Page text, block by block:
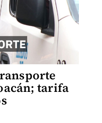
tarifa